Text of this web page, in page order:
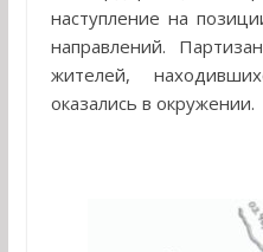
наступление на
направлений.
жителей,
оказались в окружении.